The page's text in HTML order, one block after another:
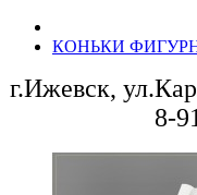
КОНЬКИ
г.Ижевск,
8-